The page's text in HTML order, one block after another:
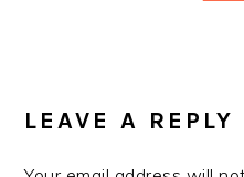
INTERACTIONS
LEAVE A REPLY